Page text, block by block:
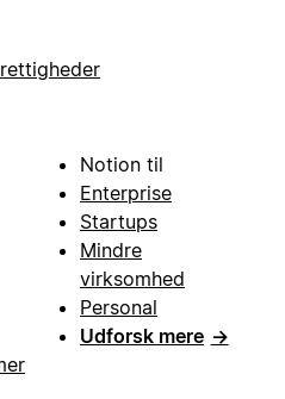
Notion til
Enterprise
Startups
Mindre
virksomhed
Personal
Udforsk mere →